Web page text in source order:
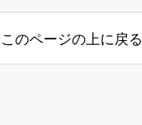
このページの上に戻る